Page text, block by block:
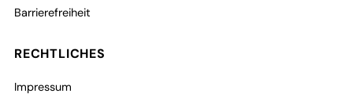
Barrierefreiheit
RECHTLICHES
Impressum